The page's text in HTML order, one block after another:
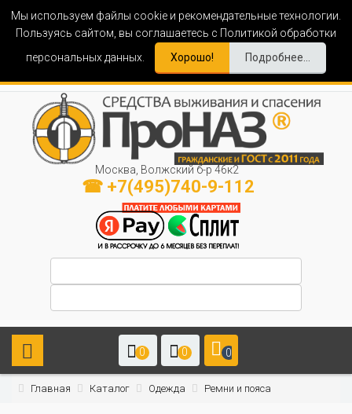
Мы используем файлы cookie и рекомендательные технологии.
Пользуясь сайтом, вы соглашаетесь с Политикой обработки
персональных данных.
Хорошо! Подробнее...
Москва, Волжский б-р 46к2
☎ +7(495)740-9-112
0 0 0
Главная Каталог Одежда Ремни и пояса